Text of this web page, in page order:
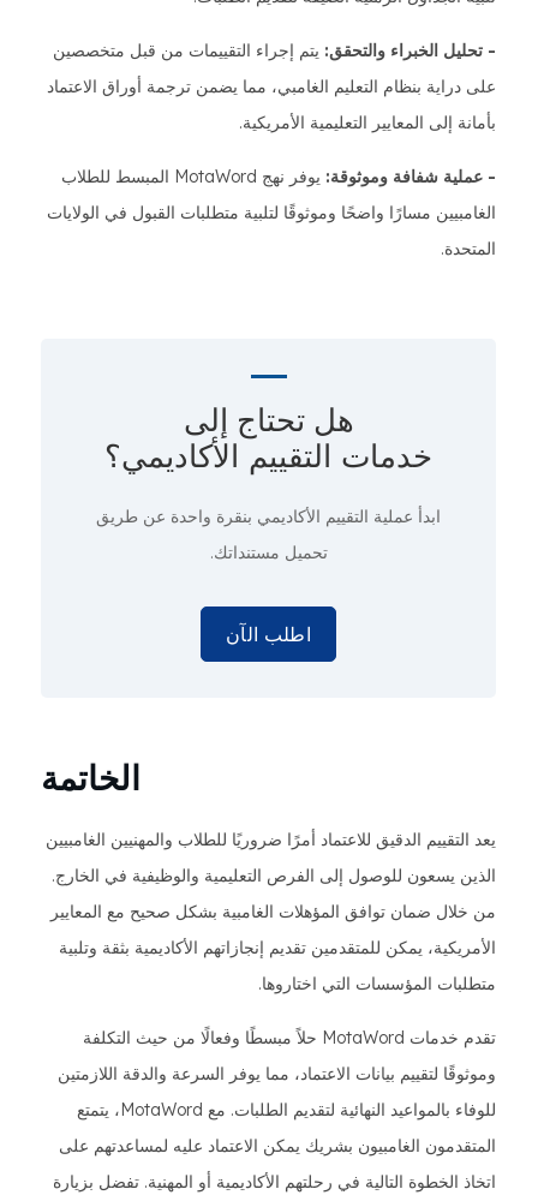
- تحليل الخبراء والتحقق: يتم إجراء التقييمات من قبل متخصصين
على دراية بنظام التعليم الغامبي، مما يضمن ترجمة أوراق الاعتماد
بأمانة إلى المعايير التعليمية الأمريكية.
- عملية شفافة وموثوقة:
يوفر نهج MotaWord المبسط للطلاب
الغامبيين مسارًا واضحًا وموثوقًا لتلبية متطلبات القبول في الولايات
المتحدة.
هل تحتاج إلى
خدمات التقييم الأكاديمي؟
ابدأ عملية التقييم الأكاديمي بنقرة واحدة عن طريق
تحميل مستنداتك.
اطلب الآن
الخاتمة
يعد التقييم الدقيق للاعتماد أمرًا ضروريًا للطلاب والمهنيين الغامبيين
الذين يسعون للوصول إلى الفرص التعليمية والوظيفية في الخارج.
من خلال ضمان توافق المؤهلات الغامبية بشكل صحيح مع المعايير
الأمريكية، يمكن للمتقدمين تقديم إنجازاتهم الأكاديمية بثقة وتلبية
متطلبات المؤسسات التي اختاروها.
تقدم خدمات MotaWord حلاً مبسطًا وفعالًا من حيث التكلفة
وموثوقًا لتقييم بيانات الاعتماد، مما يوفر السرعة والدقة اللازمتين
للوفاء بالمواعيد النهائية لتقديم الطلبات. مع MotaWord، يتمتع
المتقدمون الغامبيون بشريك يمكن الاعتماد عليه لمساعدتهم على
اتخاذ الخطوة التالية في رحلتهم الأكاديمية أو المهنية. تفضل بزيارة